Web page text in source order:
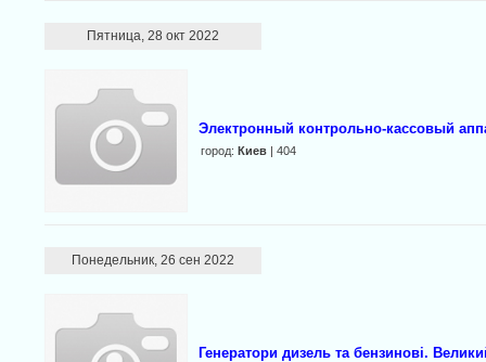
Пятница, 28 окт 2022
Электронный контрольно-кассовый
город: Киев| 404
Понедельник, 26 сен 2022
Генератори дизель та бензинові.